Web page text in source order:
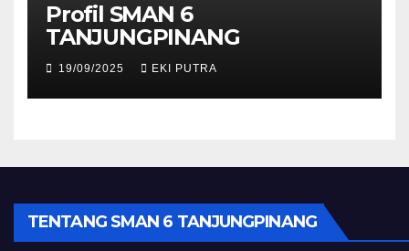
Profil SMAN 6
TANJUNGPINANG
19/09/2025 EKI PUTRA
TENTANG SMAN 6 TANJUNGPINANG